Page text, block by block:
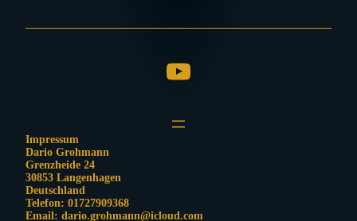
YouTube
Impressum
Dario Grohmann
Grenzheide 24
30853 Langenhagen
Deutschland
Telefon: 01727909368
Email: dario.grohmann@icloud.com